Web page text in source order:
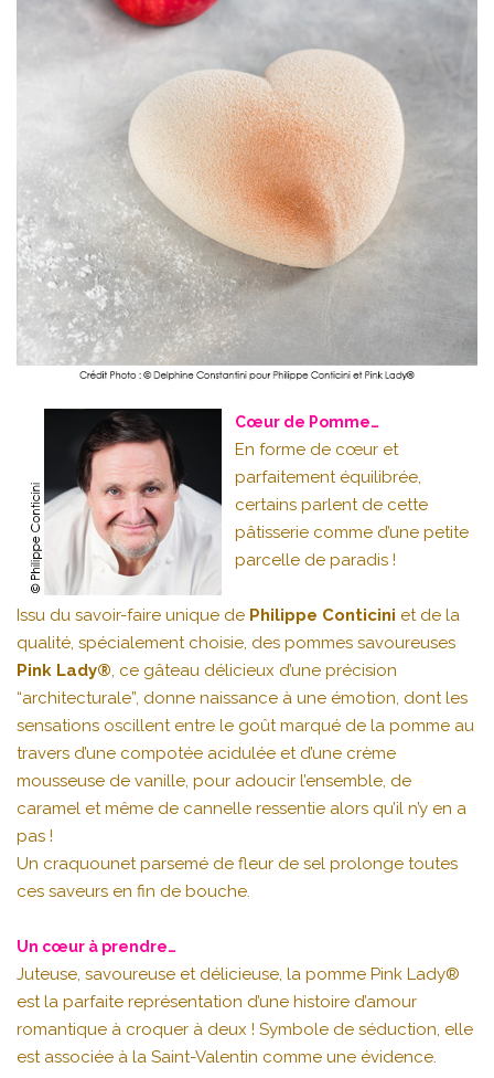
Cœur de Pomme…
En forme de cœur et
parfaitement équilibrée,
certains parlent de cette
pâtisserie comme d’une petite
parcelle de paradis !
Issu du savoir-faire unique de Philippe Conticini et de la
qualité, spécialement choisie, des pommes savoureuses
Pink Lady®, ce gâteau délicieux d’une précision
“architecturale”, donne naissance à une émotion, dont les
sensations oscillent entre le goût marqué de la pomme au
travers d’une compotée acidulée et d’une crème
mousseuse de vanille, pour adoucir l’ensemble, de
caramel et même de cannelle ressentie alors qu’il n’y en a
pas !
Un craquounet parsemé de fleur de sel prolonge toutes
ces saveurs en fin de bouche.
Un cœur à prendre…
Juteuse, savoureuse et délicieuse, la pomme Pink Lady®
est la parfaite représentation d’une histoire d’amour
romantique à croquer à deux ! Symbole de séduction, elle
est associée à la Saint-Valentin comme une évidence.